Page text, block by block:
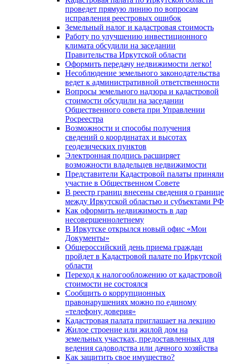
проведет прямую линию по вопросам
исправления реестровых ошибок
Земельный налог и кадастровая стоимость
Работу по улучшению инвестиционного
климата обсудили на заседании
Правительства Иркутской области
Оформить передачу недвижимости легко!
Несоблюдение земельного законодательства
ведет к административной ответственности
Вопросы земельного надзора и кадастровой
стоимости обсудили на заседании
Общественного совета при Управлении
Росреестра
Возможности и способы получения
сведений о координатах и высотах
геодезических пунктов
Электронная подпись расширяет
возможности владельцев недвижимости
Представители Кадастровой палаты приняли
участие в Общественном Совете
В реестр границ внесены сведения о границе
между Иркутской областью и субъектами РФ
Как оформить недвижимость в дар
несовершеннолетнему
В Иркутске открылся новый офис «Мои
Документы»
Общероссийский день приема граждан
пройдет в Кадастровой палате по Иркутской
области
Переход к налогообложению от кадастровой
стоимости не состоялся
Сообщить о коррупционных
правонарушениях можно по единому
«телефону доверия»
Кадастровая палата приглашает на лекцию
Жилое строение или жилой дом на
земельных участках, предоставленных для
ведения садоводства или дачного хозяйства
Как защитить свое имущество?